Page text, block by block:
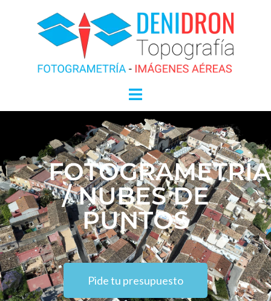
FOTOGRAMETRÍA
/ NUBES DE
PUNTOS
Pide tu presupuesto